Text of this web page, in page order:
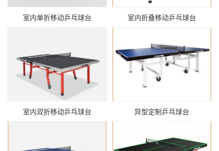
室内单折移动乒乓球台 室内折叠移动乒乓球台
室内双折移动乒乓球台 异型定制乒乓球台